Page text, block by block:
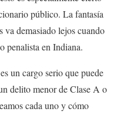
público. La fantasía
va demasiado lejos cuando
penalista en Indiana.
un cargo serio que puede
delito menor de Clase A o
cada uno y cómo